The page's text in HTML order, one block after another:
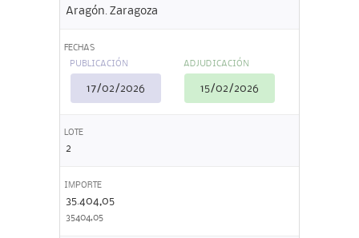
Aragón. Zaragoza
FECHAS
PUBLICACIÓN
17/02/2026
ADJUDICACIÓN
15/02/2026
LOTE
2
IMPORTE
35.404,05
35404,05